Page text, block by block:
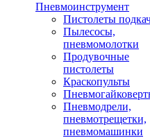
Пневмоинструмент
Пистолеты
Пылесосы,
пневмомолотки
Продувочные
пистолеты
Краскопульты
Пневмодрели,
пневмотрещетки,
пневмомашинки